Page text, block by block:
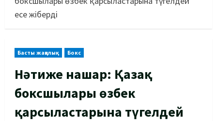
есе жіберді
Басты жаңалық Бокс
Нәтиже нашар: Қазақ
боксшылары өзбек
қарсыластарына түгелдей